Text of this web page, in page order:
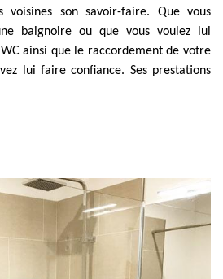
voisines son savoir-faire. Que vous
baignoire ou que vous voulez lui
ainsi que le raccordement de votre
lui faire confiance. Ses prestations